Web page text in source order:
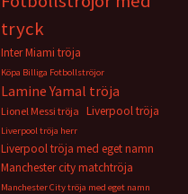
tryck
Inter Miami tröja
Köpa Billiga Fotbollströjor
Lamine Yamal tröja
Lionel Messi tröja Liverpool tröja
Liverpool tröja herr
Liverpool tröja med eget namn
Manchester city matchtröja
Manchester City tröja med eget namn